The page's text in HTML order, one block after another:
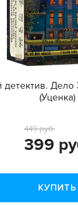
детектив. Дело
(Уценка)
399
449 руб.
КУПИТЬ